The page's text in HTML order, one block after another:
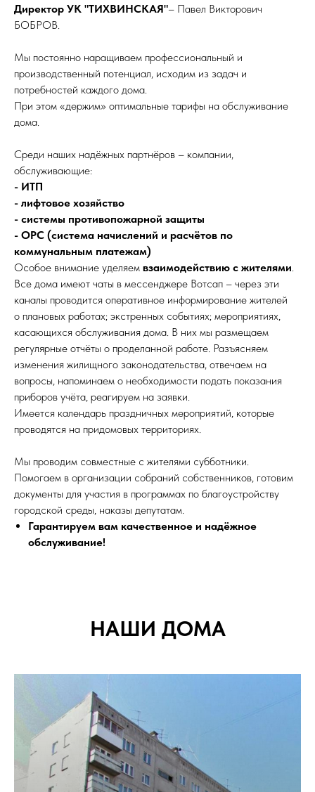
Директор УК "ТИХВИНСКАЯ"– Павел Викторович
БОБРОВ.
Мы постоянно наращиваем профессиональный и
производственный потенциал, исходим из задач и
потребностей каждого дома.
При этом «держим» оптимальные тарифы на обслуживание
дома.
Среди наших надёжных партнёров – компании,
обслуживающие:
- ИТП
- лифтовое хозяйство
- системы противопожарной защиты
- ОРС (система начислений и расчётов по
коммунальным платежам)
Особое внимание уделяем взаимодействию с жителями.
Все дома имеют чаты в мессенджере Вотсап – через эти
каналы проводится оперативное информирование жителей
о плановых работах; экстренных событиях; мероприятиях,
касающихся обслуживания дома. В них мы размещаем
регулярные отчёты о проделанной работе. Разъясняем
изменения жилищного законодательства, отвечаем на
вопросы, напоминаем о необходимости подать показания
приборов учёта, реагируем на заявки.
Имеется календарь праздничных мероприятий, которые
проводятся на придомовых территориях.
Мы проводим совместные с жителями субботники.
Помогаем в организации собраний собственников, готовим
документы для участия в программах по благоустройству
городской среды, наказы депутатам.
Гарантируем вам качественное и надёжное
обслуживание!
НАШИ ДОМА